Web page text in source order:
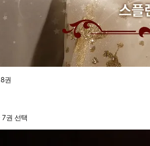
권
권 선택